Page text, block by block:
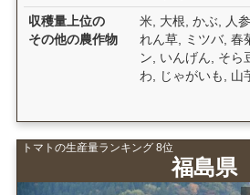
収穫量上位の
その他の農作物
米, 大根, かぶ, 人
れん草, ミツバ, 春
ン, いんげん, そら
わ, じゃがいも, 山
トマトの生産量ランキング 8位
福島県